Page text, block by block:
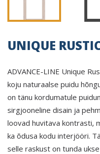
UNIQUE
ADVANCE-LINE Unique
koju naturaalse puidu
on tänu kordumatule
sirgjooneline disain ja
loovad huvitava kontrasti,
ka õdusa kodu interjööri.
selle raskust on tunda